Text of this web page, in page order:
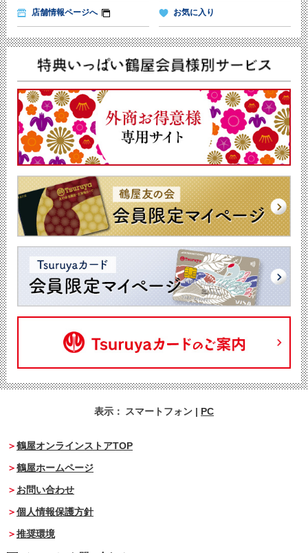
店舗情報ページへ お気に入り
表示： スマートフォン | PC
鶴屋オンラインストアTOP
鶴屋ホームページ
お問い合わせ
個人情報保護方針
推奨環境